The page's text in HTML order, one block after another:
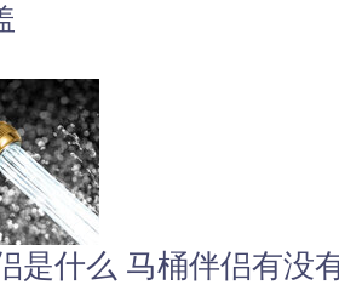
是什么 马桶伴侣有没